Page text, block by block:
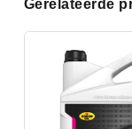
Gerelateerde